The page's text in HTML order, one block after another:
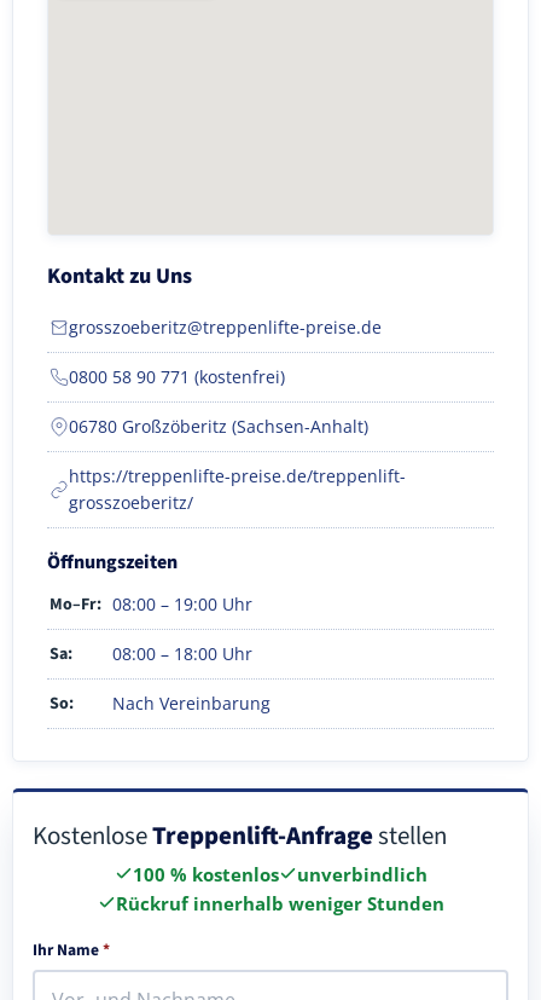
Kontakt zu Uns
grosszoeberitz@treppenlifte-preise.de
0800 58 90 771 (kostenfrei)
06780 Großzöberitz (Sachsen-Anhalt)
https://treppenlifte-preise.de/treppenlift-
grosszoeberitz/
Öffnungszeiten
Mo–Fr: 08:00 – 19:00 Uhr
Sa: 08:00 – 18:00 Uhr
So: Nach Vereinbarung
KostenloseTreppenlift-Anfragestellen
100 % kostenlos
unverbindlich
Rückruf innerhalb weniger Stunden
Ihr Name*